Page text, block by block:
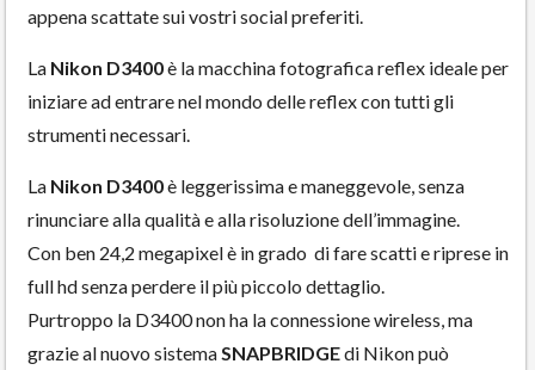
appena scattate sui vostri social preferiti.
La Nikon D3400è la macchina fotografica reflex ideale per
iniziare ad entrare nel mondo delle reflex con tutti gli
strumenti necessari.
La Nikon D3400è leggerissima e maneggevole, senza
rinunciare alla qualità e alla risoluzione dell’immagine.
Con ben 24,2 megapixel è in grado di fare scatti e riprese in
full hd senza perdere il più piccolo dettaglio.
Purtroppo la D3400 non ha la connessione wireless, ma
grazie al nuovo sistema SNAPBRIDGEdi Nikon può